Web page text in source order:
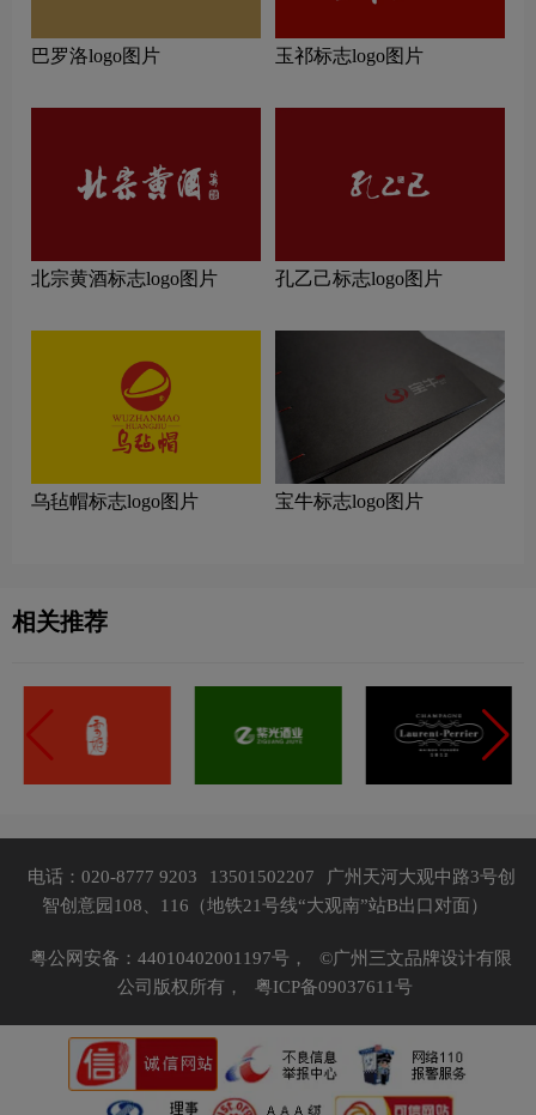
巴罗洛logo图片 玉祁标志logo图片
北宗黄酒标志logo图片 孔乙己标志logo图片
乌毡帽标志logo图片 宝牛标志logo图片
相关推荐
电话：020-8777 9203 13501502207
广州天河大观中路3号创
智创意园108、116（地铁21号线“大观南”站B出口对面）
粤公网安备：44010402001197号，
©广州三文品牌设计有限
公司版权所有，
粤ICP备09037611号